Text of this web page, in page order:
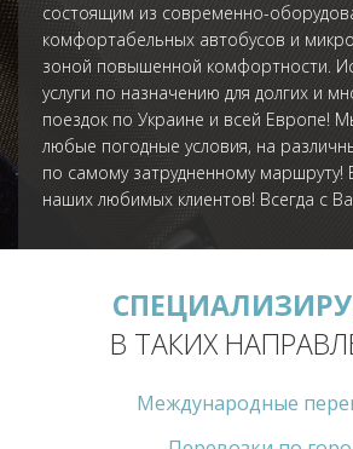
состоящим из современно-
комфортабельных автобусов и
зоной повышенной комфортности.
услуги по назначению для долгих и
поездок по Украине и всей Европе!
любые погодные условия, на
по самому затрудненному маршруту!
наших любимых клиентов! Всегда с
В ТАКИХ
Международные